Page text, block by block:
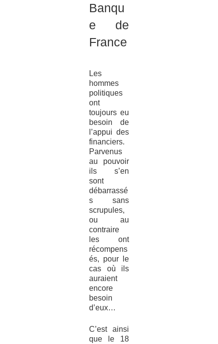
Banqu
e de
France
Les
hommes
politiques
ont
toujours eu
besoin de
l’appui des
financiers.
Parvenus
au pouvoir
ils s’en
sont
débarrassé
s sans
scrupules,
ou au
contraire
les ont
récompens
és, pour le
cas où ils
auraient
encore
besoin
d’eux…
C’est ainsi
que le 18